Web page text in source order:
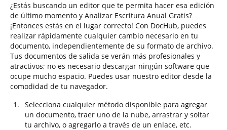
¿Estás buscando un editor que te permita hacer esa edición
de último momento y Analizar Escritura Anual Gratis?
¡Entonces estás en el lugar correcto! Con DocHub, puedes
realizar rápidamente cualquier cambio necesario en tu
documento, independientemente de su formato de archivo.
Tus documentos de salida se verán más profesionales y
atractivos; no es necesario descargar ningún software que
ocupe mucho espacio. Puedes usar nuestro editor desde la
comodidad de tu navegador.
Selecciona cualquier método disponible para agregar
un documento, traer uno de la nube, arrastrar y soltar
tu archivo, o agregarlo a través de un enlace, etc.